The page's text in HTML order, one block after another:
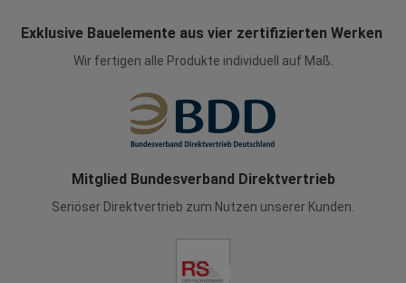
Exklusive Bauelemente aus vier zertifizierten Werken
Wir fertigen alle Produkte individuell auf Maß.
Mitglied Bundesverband Direktvertrieb
Seriöser Direktvertrieb zum Nutzen unserer Kunden.